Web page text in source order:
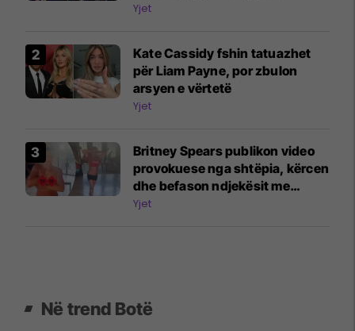
Yjet
Kate Cassidy fshin tatuazhet
për Liam Payne, por zbulon
arsyen e vërtetë
Yjet
Britney Spears publikon video
provokuese nga shtëpia, kërcen
dhe befason ndjekësit me
pamjen e saj të guximshme
Yjet
Në trend Botë